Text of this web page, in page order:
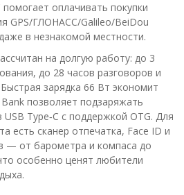
оплачивать покупки
GPS/ГЛОНАСС/Galileo/BeiDou
в незнакомой местности.
на долгую работу: до 3
до 28 часов разговоров и
зарядка 66 Вт экономит
позволяет подзаряжать
USB Type‑C с поддержкой OTG. Для
есть сканер отпечатка, Face ID и
— от барометра и компаса до
особенно ценят любители